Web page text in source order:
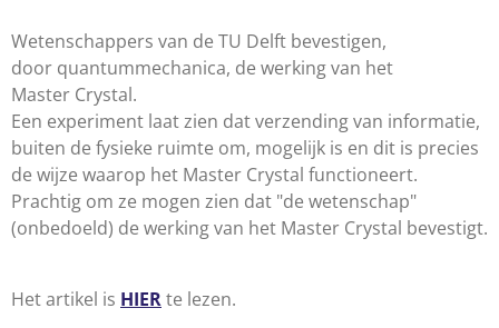
Wetenschappers van de TU Delft bevestigen,
door quantummechanica, de werking van het
Master Crystal.
Een experiment laat zien dat verzending van informatie,
buiten de fysieke ruimte om, mogelijk is en dit is precies
de wijze waarop het Master Crystal functioneert.
Prachtig om ze mogen zien dat "de wetenschap"
(onbedoeld) de werking van het Master Crystal bevestigt.
Het artikel is HIERte lezen.